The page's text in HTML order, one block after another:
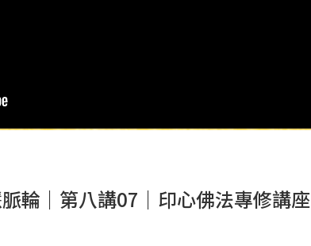
輪｜第八講07｜印心佛法專修講座